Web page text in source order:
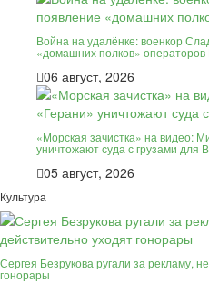
Война на удалёнке: военкор
«домашних полков»
06 август, 2026
«Морская зачистка» на видео:
уничтожают суда с грузами для
05 август, 2026
Культура
Сергея Безрукова ругали за рекламу,
гонорары